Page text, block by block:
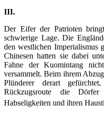
III.
Der Eifer der Patrioten
schwierige Lage. Die
den westlichen Imperialismus
Chinesen hatten sie dabei
Fahne der Kuomintang
versammelt. Beim ihrem
Plünderer derart
Rückzugsroute die
Habseligkeiten und ihren